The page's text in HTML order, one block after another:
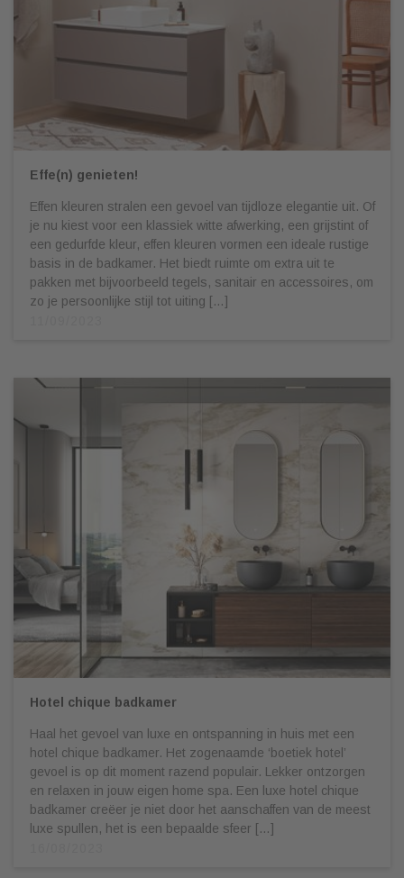
Effe(n) genieten!
Effen kleuren stralen een gevoel van tijdloze elegantie uit. Of
je nu kiest voor een klassiek witte afwerking, een grijstint of
een gedurfde kleur, effen kleuren vormen een ideale rustige
basis in de badkamer. Het biedt ruimte om extra uit te
pakken met bijvoorbeeld tegels, sanitair en accessoires, om
zo je persoonlijke stijl tot uiting […]
Hotel chique badkamer
Haal het gevoel van luxe en ontspanning in huis met een
hotel chique badkamer. Het zogenaamde ‘boetiek hotel’
gevoel is op dit moment razend populair. Lekker ontzorgen
en relaxen in jouw eigen home spa. Een luxe hotel chique
badkamer creëer je niet door het aanschaffen van de meest
luxe spullen, het is een bepaalde sfeer […]